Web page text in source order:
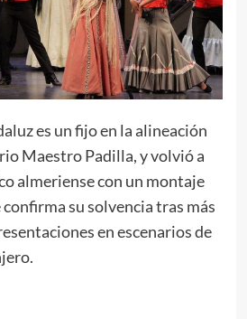
es un fijo en la alineación
Maestro Padilla, y volvió a
almeriense con un montaje
su solvencia tras más
en escenarios de